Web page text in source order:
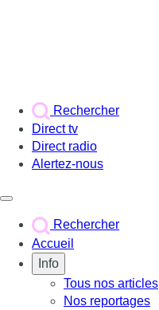
Rechercher
Direct tv
Direct radio
Alertez-nous
Rechercher
Accueil
Info
Tous nos articles
Nos reportages